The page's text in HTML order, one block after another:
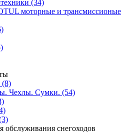
(34)
моторные и трансмиссионые
(8)
Чехлы. Сумки. (54)